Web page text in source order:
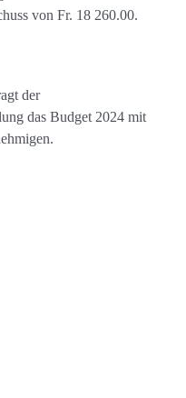
von Fr. 18 260.00.
der
das Budget 2024 mit